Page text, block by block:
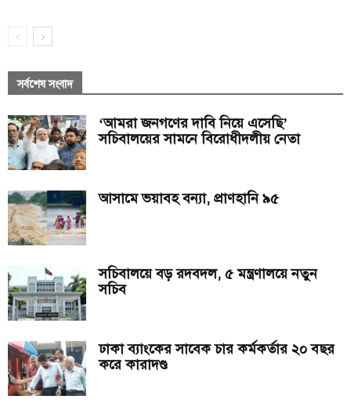
সর্বশেষ সংবাদ
‘আমরা জনগণের দাবি নিয়ে এসেছি’
সচিবালয়ের সামনে বিরোধীদলীয় নেতা
আসামে ভয়াবহ বন্যা, প্রাণহানি ৯৫
সচিবালয়ে বড় রদবদল, ৫ মন্ত্রণালয়ে নতুন
সচিব
ঢাকা ব্যাংকের সাবেক চার কর্মকর্তার ২০ বছর
করে কারাদণ্ড